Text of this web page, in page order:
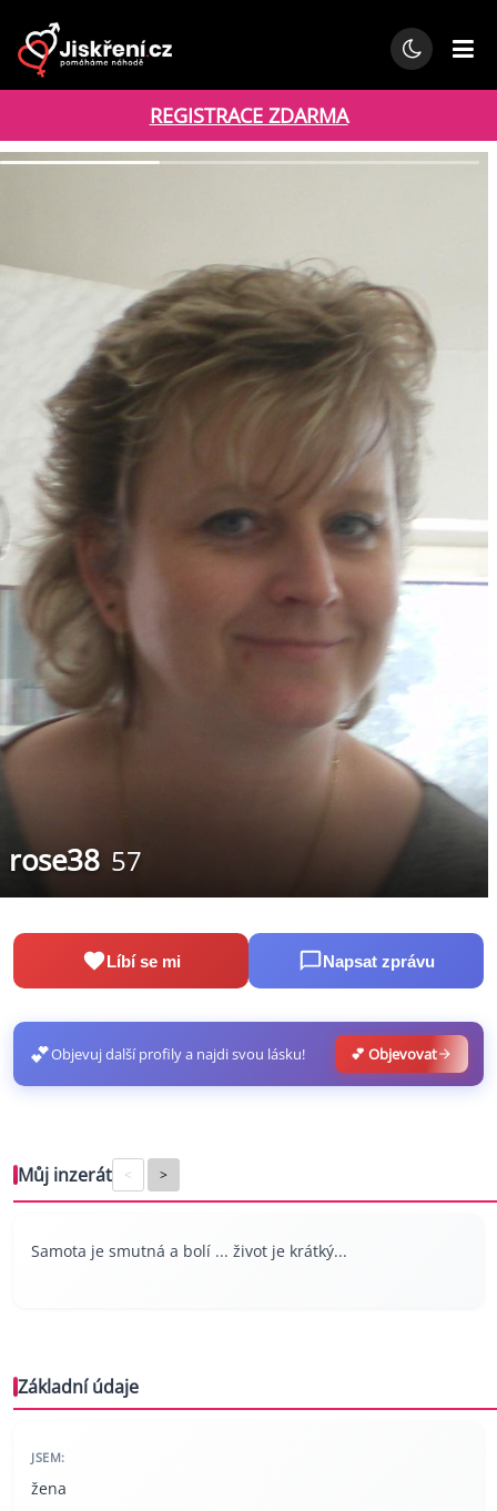
REGISTRACE ZDARMA
rose38 57
Líbí se mi Napsat zprávu
💕Objevuj další profily a najdi svou lásku! 💕 Objevovat
Můj inzerát < >
Samota je smutná a bolí ... život je krátký...
Základní údaje
JSEM:
žena